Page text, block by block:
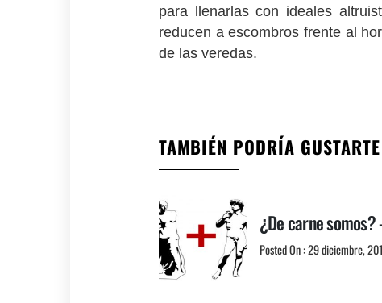
para llenarlas con ideales
reducen a escombros frente al
de las veredas.
TAMBIÉN PODRÍA GUSTARTE
¿De carne somos?
Posted On : 29 diciembre,